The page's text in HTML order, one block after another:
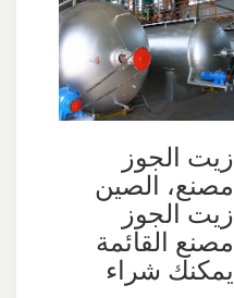
زيت الجوز
مصنع، الصين
زيت الجوز
مصنع القائمة
يمكنك شراء